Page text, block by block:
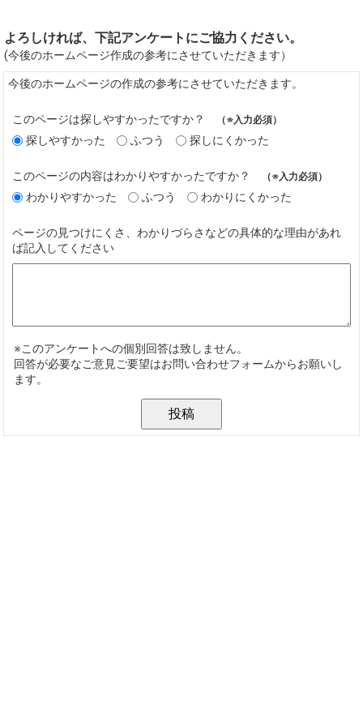
よろしければ、下記アンケートにご協力ください。
(今後のホームページ作成の参考にさせていただきます）
今後のホームページの作成の参考にさせていただきます。
このページは探しやすかったですか？ （※入力必須）
探しやすかった ふつう 探しにくかった
このページの内容はわかりやすかったですか？ （※入力必須）
わかりやすかった ふつう わかりにくかった
ページの見つけにくさ、わかりづらさなどの具体的な理由があれ
ば記入してください
※このアンケートへの個別回答は致しません。
回答が必要なご意見ご要望はお問い合わせフォームからお願いし
ます。